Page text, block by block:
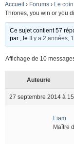
Accueil › Forums › Le
Thrones, you win or you
Ce sujet contient 57
par
, le Il y a 2 années,
Affichage de 10
Auteur/e
27 septembre 2014 à
Liam
Maître